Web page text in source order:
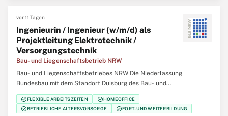
vor 11 Tagen
Ingenieurin / Ingenieur (w/m/d) als
Projektleitung Elektrotechnik /
Versorgungstechnik
Bau- und Liegenschaftsbetrieb NRW
Bau- und Liegenschaftsbetriebes NRW Die Niederlassung
Bundesbau mit dem Standort Duisburg des Bau- und
Liegenschaftsbetriebes des Landes Nordrhein‑Westfalen (BLB
NRW) sucht zum nächstmöglichen Zeitpunkt eine/einen Ingenieurin
/ Ingenieur (w/m/d) als Projektleitung Elektrotechnik /
check_circleFLEXIBLE ARBEITSZEITEN check_circleHOMEOFFICE
check_circleBETRIEBLICHE ALTERSVORSORGE check_circleFORT- UND WEITERBILDUNG